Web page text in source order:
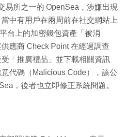
易所之一的 OpenSea，涉嫌出現
中有用戶在兩周前在社交網站上
台上的加密錢包資產「被消
應商 Check Point 在經過調查
「推廣禮品」並下載相關資訊
代碼（Malicious Code），該公
，後者也立即修正系統問題。